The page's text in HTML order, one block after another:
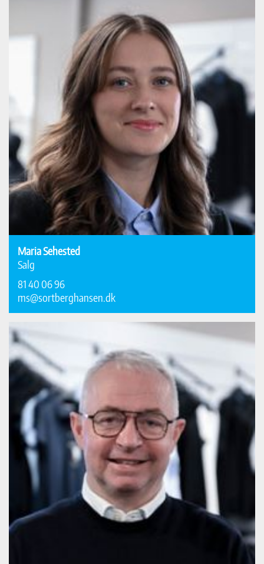
Maria Sehested
Salg
81 40 06 96
ms@sortberghansen.dk